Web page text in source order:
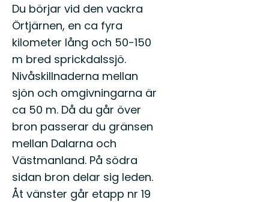
Du börjar vid den vackra
Örtjärnen, en ca fyra
kilometer lång och 50-150
m bred sprickdalssjö.
Nivåskillnaderna mellan
sjön och omgivningarna är
ca 50 m. Då du går över
bron passerar du gränsen
mellan Dalarna och
Västmanland. På södra
sidan bron delar sig leden.
Åt vänster går etapp nr 19